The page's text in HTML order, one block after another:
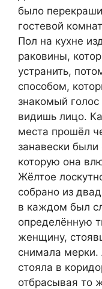
было
гостевой
Пол на кухне
раковины,
устранить,
способом,
знакомый
видишь лицо.
места прошёл
занавески
которую она
Жёлтое
собрано из
в каждом был
определённую
женщину,
снимала мерки.
стояла в
отбрасывая то